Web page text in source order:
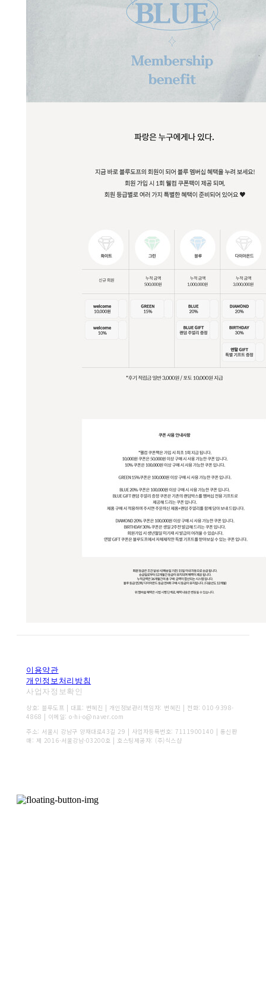
이용약관
개인정보처리방침
사업자정보확인
상호: 블루도프 | 대표: 변혜진 | 개인정보관리책임자: 변혜진 | 전화: 010-9398-
4868 | 이메일: o-hi-o@naver.com
주소: 서울시 강남구 양재대로43길 29 | 사업자등록번호: 7111900140 | 통신판
매: 제 2016-서울강남-03200호 | 호스팅제공자: (주)식스샵